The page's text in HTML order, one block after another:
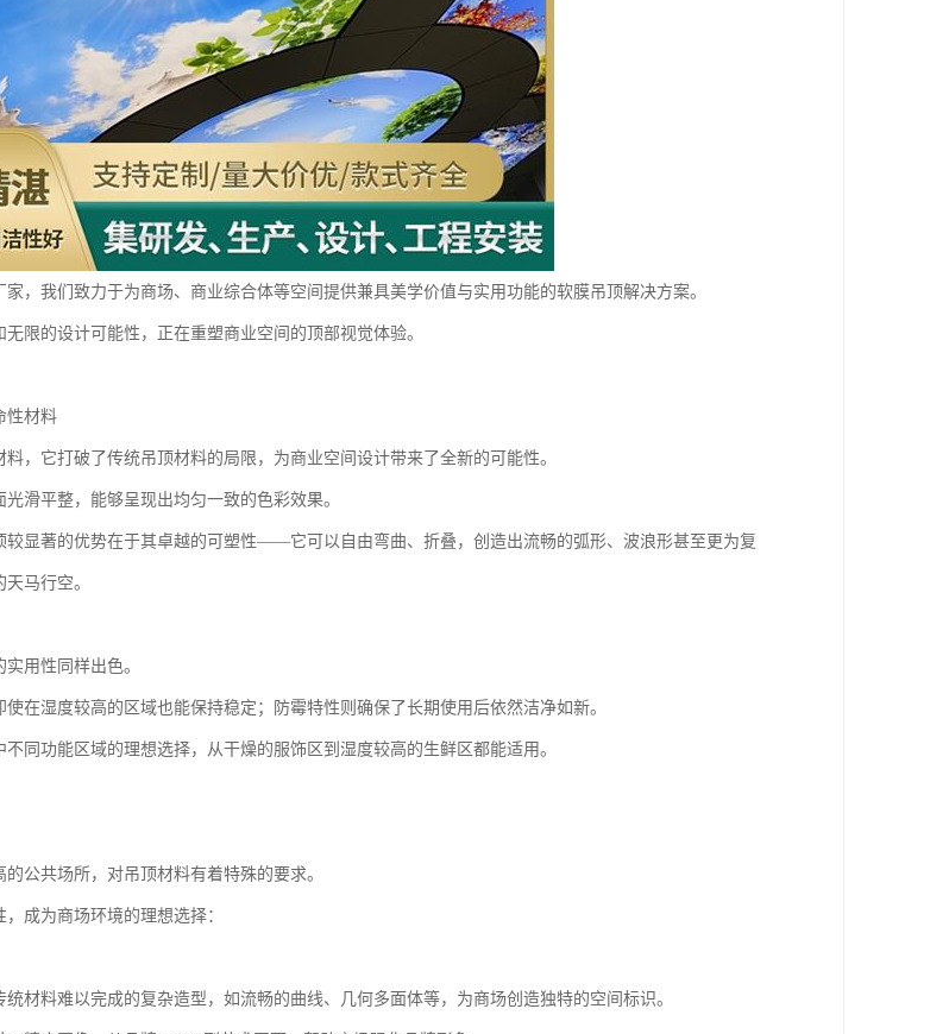
，我们致力于为商场、商业综合体等空间提供兼具美学价值与实用功能的软膜吊顶解决方案。
限的设计可能性，正在重塑商业空间的顶部视觉体验。
性材料
，它打破了传统吊顶材料的局限，为商业空间设计带来了全新的可能性。
滑平整，能够呈现出均匀一致的色彩效果。
较显著的优势在于其卓越的可塑性——它可以自由弯曲、折叠，创造出流畅的弧形、波浪形甚至更为复
马行空。
用性同样出色。
在湿度较高的区域也能保持稳定；防霉特性则确保了长期使用后依然洁净如新。
同功能区域的理想选择，从干燥的服饰区到湿度较高的生鲜区都能适用。
公共场所，对吊顶材料有着特殊的要求。
成为商场环境的理想选择：
材料难以完成的复杂造型，如流畅的曲线、几何多面体等，为商场创造独特的空间标识。